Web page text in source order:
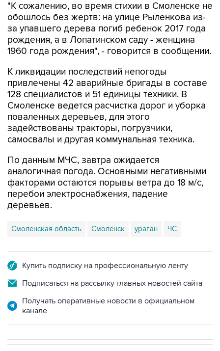
"К сожалению, во время стихии в Смоленске не
обошлось без жертв: на улице Рыленкова из-
за упавшего дерева погиб ребенок 2017 года
рождения, а в Лопатинском саду - женщина
1960 года рождения", - говорится в сообщении.
К ликвидации последствий непогоды
привлечены 42 аварийные бригады в составе
128 специалистов и 51 единицы техники. В
Смоленске ведется расчистка дорог и уборка
поваленных деревьев, для этого
задействованы тракторы, погрузчики,
самосвалы и другая коммунальная техника.
По данным МЧС, завтра ожидается
аналогичная погода. Основными негативными
факторами остаются порывы ветра до 18 м/с,
перебои электроснабжения, падение
деревьев.
Смоленская область Смоленск ураган ЧС
Купить подписку на профессиональную ленту
Подписаться на рассылку главных новостей сайта
Получать оперативные новости в официальном
канале